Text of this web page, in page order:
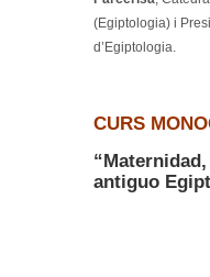
(Egiptologia) i
d’Egiptologia.
CURS
antiguo